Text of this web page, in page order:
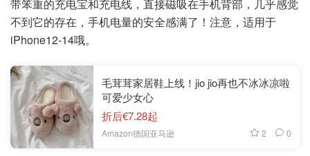
带笨重的充电宝和充电线，直接磁吸在手机背部，几乎感觉
不到它的存在，手机电量的安全感满了！注意，适用于
iPhone12-14哦。
毛茸茸家居鞋上线！jio jio再也不冰冰凉啦
可爱少女心
折后€7.28起
Amazon德国亚马逊 2 0